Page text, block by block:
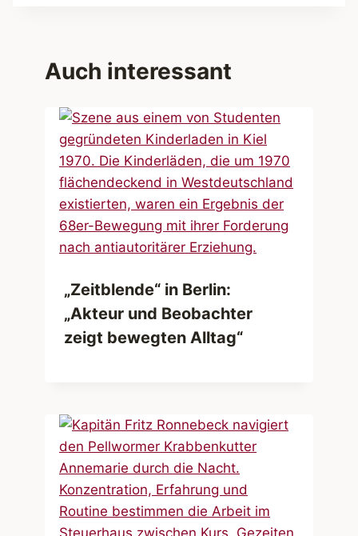
Auch interessant
„Zeitblende“ in Berlin:
„Akteur und Beobachter
zeigt bewegten Alltag“